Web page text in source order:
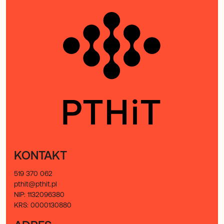
KONTAKT
519 370 062
pthit@pthit.pl
NIP: 1132096380
KRS: 0000130880